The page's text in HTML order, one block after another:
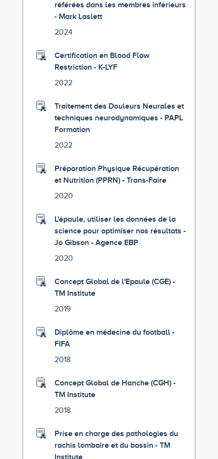
référées dans les membres inférieurs
- Mark Laslett
2024
Certification en Blood Flow
Restriction - K-LYF
2022
Traitement des Douleurs Neurales et
techniques neurodynamiques - PAPL
Formation
2022
Préparation Physique Récupération
et Nutrition (PPRN) - Trans-Faire
2020
L'épaule, utiliser les données de la
science pour optimiser nos résultats -
Jo Gibson - Agence EBP
2020
Concept Global de l'Epaule (CGE) -
TM Institute
2019
Diplôme en médecine du football -
FIFA
2018
Concept Global de Hanche (CGH) -
TM Institute
2018
Prise en charge des pathologies du
rachis lombaire et du bassin - TM
Institute